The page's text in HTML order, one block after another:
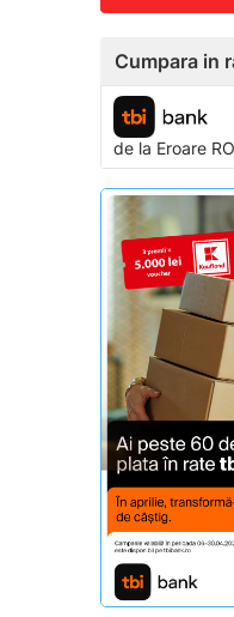
Cumpara in
de la Eroare